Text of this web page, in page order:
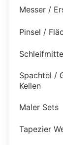
Messer /
Pinsel /
Spachtel /
Kellen
Maler Sets
Tapezier